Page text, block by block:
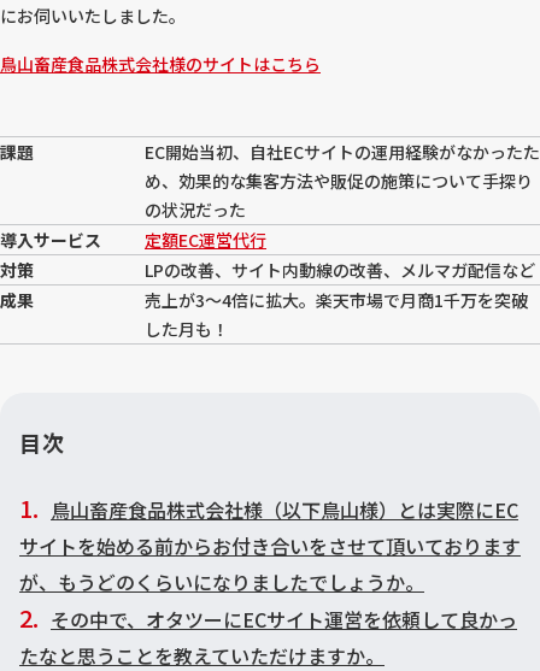
にお伺いいたしました。
鳥山畜産食品株式会社様のサイトはこちら
課題
EC開始当初、自社ECサイトの運用経験がなかったた
め、効果的な集客方法や販促の施策について手探り
の状況だった
導入サービス
定額EC運営代行
対策
LPの改善、サイト内動線の改善、メルマガ配信など
成果
売上が3～4倍に拡大。楽天市場で月商1千万を突破
した月も！
目次
鳥山畜産食品株式会社様（以下鳥山様）とは実際にEC
サイトを始める前からお付き合いをさせて頂いております
が、もうどのくらいになりましたでしょうか。
その中で、オタツーにECサイト運営を依頼して良かっ
たなと思うことを教えていただけますか。